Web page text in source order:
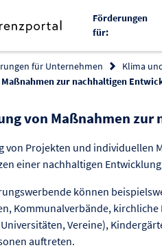
Förderungen
für:
für Unternehmen Klima
zur nachhaltigen
von Maßnahmen
von Projekten und individuellen
einer nachhaltigen
können
Kommunalverbände,
Vereine),
auftreten.